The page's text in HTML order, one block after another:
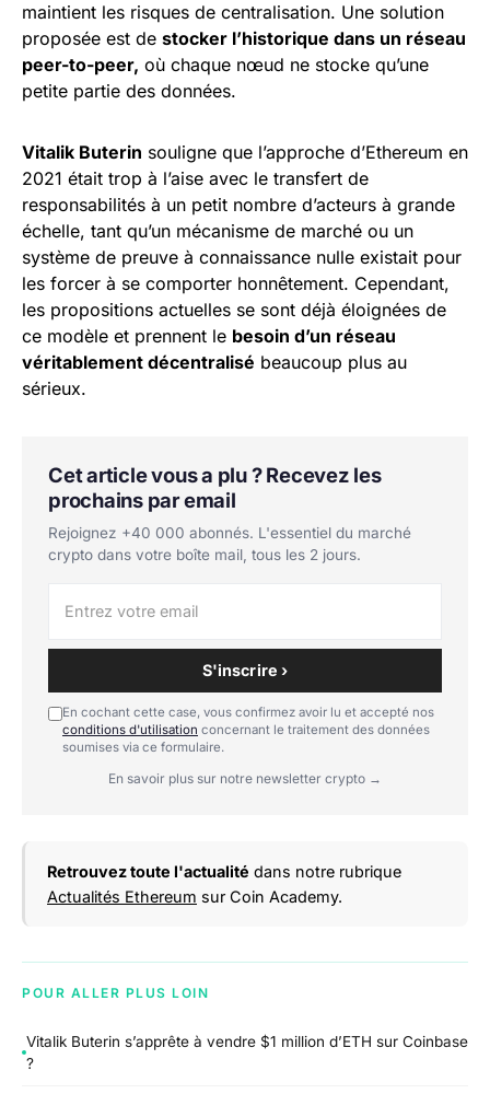
maintient les risques de centralisation. Une solution
proposée est de stocker l’historique dans un réseau
peer-to-peer, où chaque nœud ne stocke qu’une
petite partie des données.
Vitalik Buterin souligne que l’approche d’Ethereum en
2021 était trop à l’aise avec le transfert de
responsabilités à un petit nombre d’acteurs à grande
échelle, tant qu’un mécanisme de marché ou un
système de preuve à connaissance nulle existait pour
les forcer à se comporter honnêtement. Cependant,
les propositions actuelles se sont déjà éloignées de
ce modèle et prennent le besoin d’un réseau
véritablement décentralisé beaucoup plus au
sérieux.
Cet article vous a plu ? Recevez les
prochains par email
Rejoignez +40 000 abonnés. L'essentiel du marché
crypto dans votre boîte mail, tous les 2 jours.
S'inscrire ›
En cochant cette case, vous confirmez avoir lu et accepté nos
conditions d'utilisation concernant le traitement des données
soumises via ce formulaire.
En savoir plus sur notre newsletter crypto →
Retrouvez toute l'actualité dans notre rubrique
Actualités Ethereum sur Coin Academy.
POUR ALLER PLUS LOIN
Vitalik Buterin s’apprête à vendre $1 million d’ETH sur Coinbase
?